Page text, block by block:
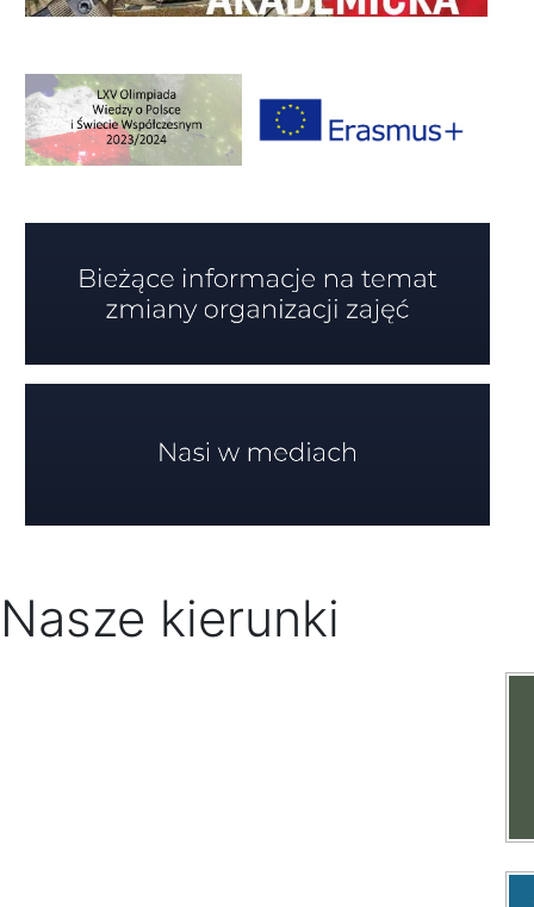
Nasze kierunki